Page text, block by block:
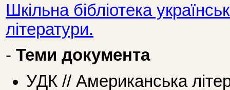
Шкільна бібліотека
літератури.
- Теми документа
УДК // Американська